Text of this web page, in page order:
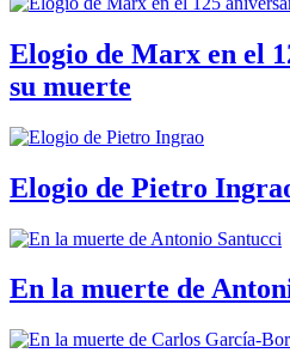
Elogio de Marx en el
su muerte
Elogio de Pietro
En la muerte de